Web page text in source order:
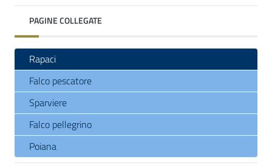
PAGINE COLLEGATE
Rapaci
Falco pescatore
Sparviere
Falco pellegrino
Poiana